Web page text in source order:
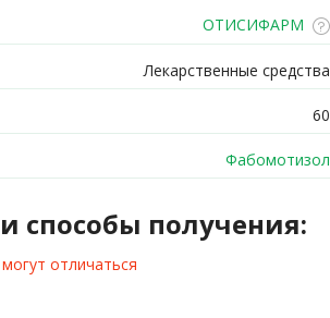
ОТИСИФАРМ
Лекарственные средства
60
Фабомотизол
способы получения:
отличаться